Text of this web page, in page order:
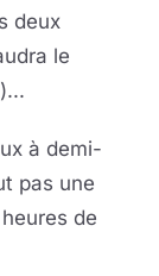
deux
le
à demi-
pas une
de